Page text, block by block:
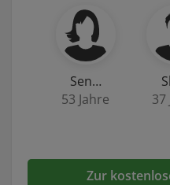
Sen…
53 Jahre
37
Zur